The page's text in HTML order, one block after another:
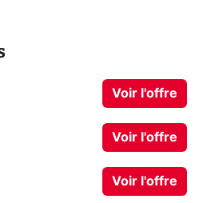
Voir l'offre
Voir l'offre
Voir l'offre